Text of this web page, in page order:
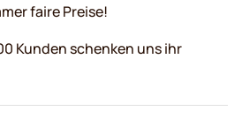
faire Preise!
Kunden schenken uns ihr